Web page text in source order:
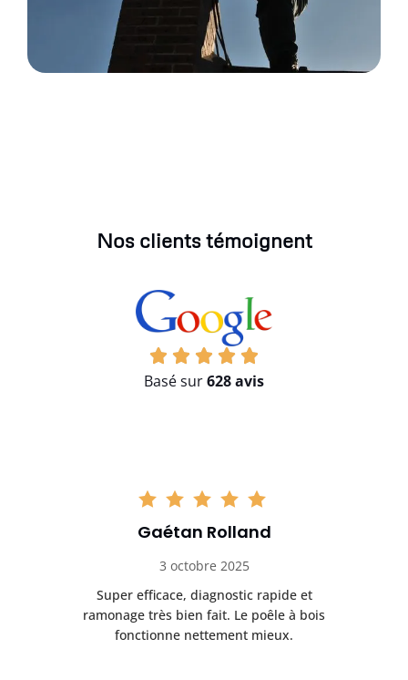
Nos clients témoignent
Basé sur628 avis
Gaétan Rolland
3 octobre 2025
Super efficace, diagnostic rapide et
ramonage très bien fait. Le poêle à bois
fonctionne nettement mieux.